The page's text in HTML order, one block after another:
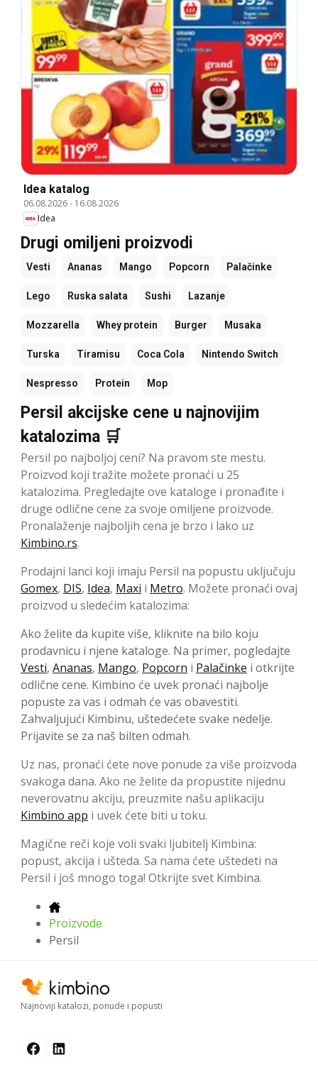
Idea katalog
06.08.2026- 16.08.2026
Idea
Drugi omiljeni proizvodi
Vesti Ananas Mango Popcorn Palačinke
Lego Ruska salata Sushi Lazanje
Mozzarella Whey protein Burger Musaka
Turska Tiramisu Coca Cola Nintendo Switch
Nespresso Protein Mop
Persil akcijske cene u najnovijim
katalozima 🛒
Persil po najboljoj ceni? Na pravom ste mestu.
Proizvod koji tražite možete pronaći u 25
katalozima. Pregledajte ove kataloge i pronađite i
druge odlične cene za svoje omiljene proizvode.
Pronalaženje najboljih cena je brzo i lako uz
Kimbino.rs.
Prodajni lanci koji imaju Persil na popustu uključuju
Gomex, DIS, Idea, Maxi i Metro. Možete pronaći ovaj
proizvod u sledećim katalozima:
Ako želite da kupite više, kliknite na bilo koju
prodavnicu i njene kataloge. Na primer, pogledajte
Vesti, Ananas, Mango, Popcorn i Palačinke i otkrijte
odlične cene. Kimbino će uvek pronaći najbolje
popuste za vas i odmah će vas obavestiti.
Zahvaljujući Kimbinu, uštedećete svake nedelje.
Prijavite se za naš bilten odmah.
Uz nas, pronaći ćete nove ponude za više proizvoda
svakoga dana. Ako ne želite da propustite nijednu
neverovatnu akciju, preuzmite našu aplikaciju
Kimbino app i uvek ćete biti u toku.
Magične reči koje voli svaki ljubitelj Kimbina:
popust, akcija i ušteda. Sa nama ćete uštedeti na
Persil i još mnogo toga! Otkrijte svet Kimbina.
Proizvode
Persil
Najnoviji katalozi, ponude i popusti